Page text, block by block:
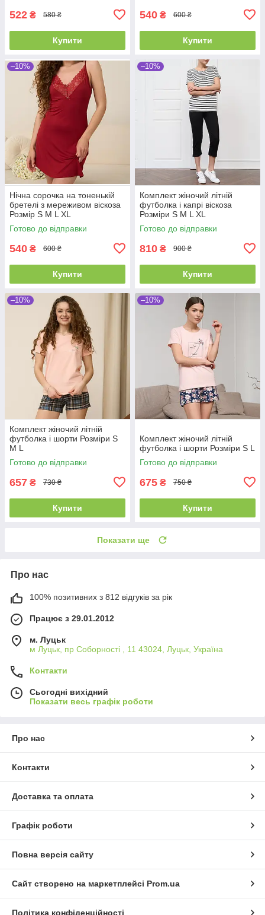
522 ₴ 580 ₴
Купити
540 ₴ 600 ₴
Купити
–10%
Нічна сорочка на тоненькій
бретелі з мереживом віскоза
Розмір S M L XL
Готово до відправки
540 ₴ 600 ₴
Купити
–10%
Комплект жіночий літній
футболка і капрі віскоза
Розміри S M L XL
Готово до відправки
810 ₴ 900 ₴
Купити
–10%
Комплект жіночий літній
футболка і шорти Розміри S
M L
Готово до відправки
657 ₴ 730 ₴
Купити
–10%
Комплект жіночий літній
футболка і шорти Розміри S L
Готово до відправки
675 ₴ 750 ₴
Купити
Показати ще
Про нас
100% позитивних з 812 відгуків за рік
Працює з 29.01.2012
м. Луцьк
м Луцьк, пр Соборності , 11 43024, Луцьк, Україна
Контакти
Сьогодні вихідний
Показати весь графік роботи
Про нас
Контакти
Доставка та оплата
Графік роботи
Повна версія сайту
Сайт створено на маркетплейсі Prom.ua
Політика конфіденційності